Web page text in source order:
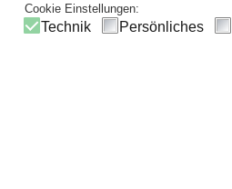
Cookie Einstellungen:
Technik Persönliches